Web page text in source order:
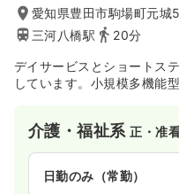
愛知県豊田市駒場町元城
三河八橋駅
20分
デイサービスとショートス
しています。小規模多機能
介護・福祉系正・准
日勤のみ（常勤）